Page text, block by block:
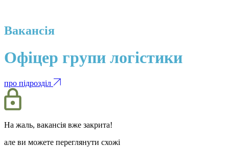
Вакансія
Офіцер групи логістики
про підрозділ
На жаль, вакансія вже закрита!
але ви можете переглянути схожі